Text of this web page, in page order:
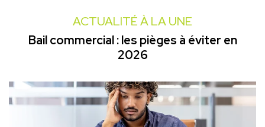
ACTUALITÉ À LA UNE
Bail commercial : les pièges à éviter en
2026